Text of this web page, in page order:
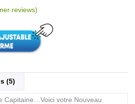
reviews)
(5)
Capitaine…Voici votre Nouveau